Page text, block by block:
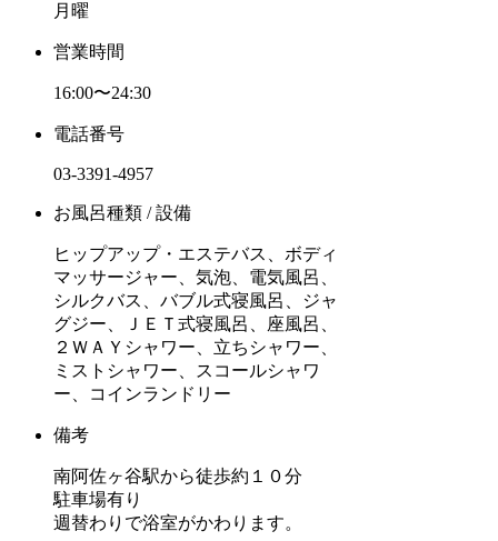
月曜
営業時間
16:00〜24:30
電話番号
03-3391-4957
お風呂種類 / 設備
ヒップアップ・エステバス、ボディ
マッサージャー、気泡、電気風呂、
シルクバス、バブル式寝風呂、ジャ
グジー、ＪＥＴ式寝風呂、座風呂、
２ＷＡＹシャワー、立ちシャワー、
ミストシャワー、スコールシャワ
ー、コインランドリー
備考
南阿佐ヶ谷駅から徒歩約１０分
駐車場有り
週替わりで浴室がかわります。